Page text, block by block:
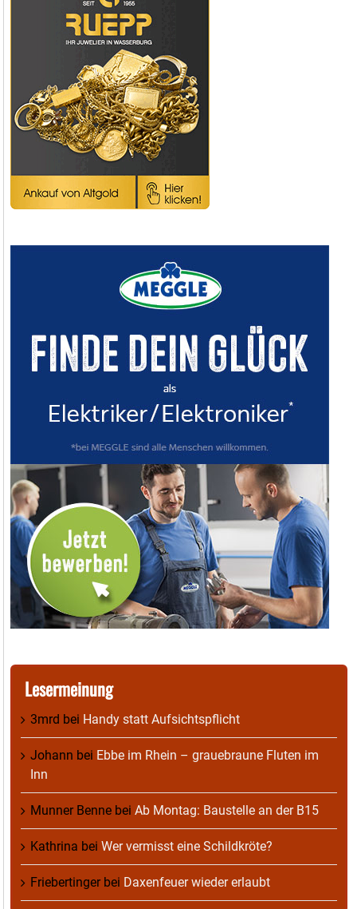
Lesermeinung
3mrd bei Handy statt Aufsichtspflicht
Johann bei Ebbe im Rhein – grauebraune Fluten im
Inn
Munner Benne bei Ab Montag: Baustelle an der B15
Kathrina bei Wer vermisst eine Schildkröte?
Friebertingerbei Daxenfeuer wieder erlaubt